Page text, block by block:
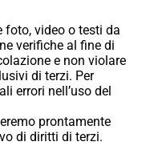
video o testi da
verifiche al fine di
e non violare
di terzi. Per
errori nell’uso del
prontamente
di diritti di terzi.